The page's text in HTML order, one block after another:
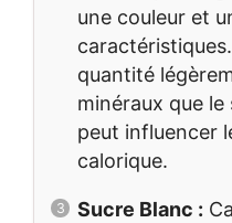
une couleur et
quantité
minéraux que
peut influencer
calorique.
Sucre Blanc :